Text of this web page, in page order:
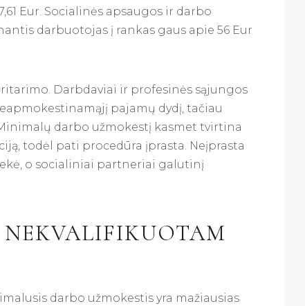
Eur. Socialinės apsaugos ir darbo
darbuotojas į rankas gaus apie 56 Eur
Darbdaviai ir profesinės sąjungos
pajamų dydį, tačiau
darbo užmokestį kasmet tvirtina
todėl pati procedūra įprasta. Neįprasta
o socialiniai partneriai galutinį
darbo užmokestis yra mažiausias